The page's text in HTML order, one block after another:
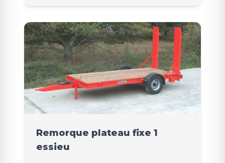
Remorque plateau fixe 1
essieu